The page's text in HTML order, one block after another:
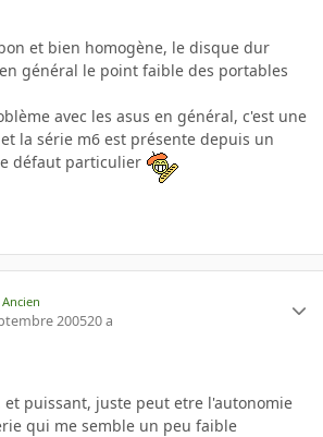
et bien homogène, le disque dur
général le point faible des portables
avec les asus en général, c'est une
la série m6 est présente depuis un
défaut particulier
Ancien
200520 a
et puissant, juste peut etre l'autonomie
qui me semble un peu faible